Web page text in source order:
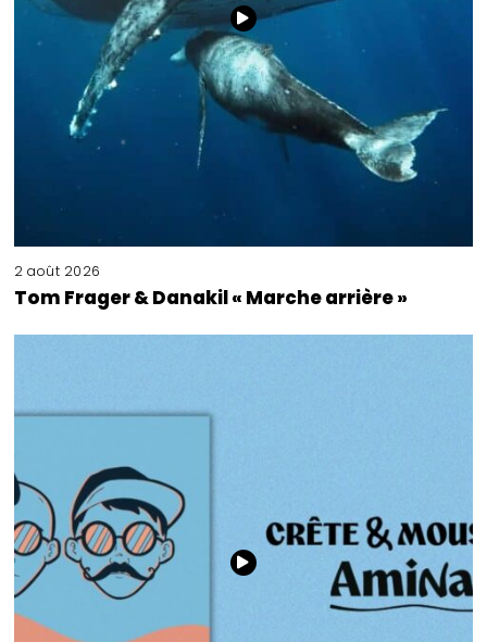
2 août 2026
Tom Frager & Danakil « Marche arrière »